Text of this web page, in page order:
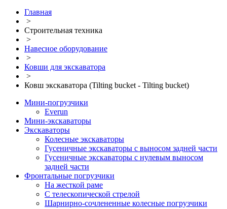
Главная
>
Строительная техника
>
Навесное оборудование
>
Ковши для экскаватора
>
Ковш экскаватора (Tilting bucket - Tilting bucket)
Мини-погрузчики
Everun
Мини-экскаваторы
Экскаваторы
Колесные экскаваторы
Гусеничные экскаваторы с выносом задней части
Гусеничные экскаваторы с нулевым выносом
задней части
Фронтальные погрузчики
На жесткой раме
С телескопической стрелой
Шарнирно-сочлененные колесные погрузчики